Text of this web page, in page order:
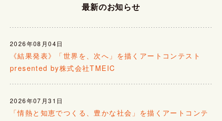
最新のお知らせ
2026年08月04日
《結果発表》「世界を、次へ」を描くアートコンテスト
presented by株式会社TMEIC
2026年07月31日
「情熱と知恵でつくる、豊かな社会」を描くアートコンテ